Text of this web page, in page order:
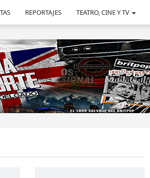
REPORTAJES TEATRO, CINE Y TV